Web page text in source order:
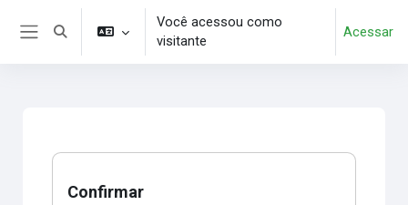
Ir para o conteúdo principal
Alternar entrada de pesquisa
Você acessou como
visitante
Acessar
Confirmar